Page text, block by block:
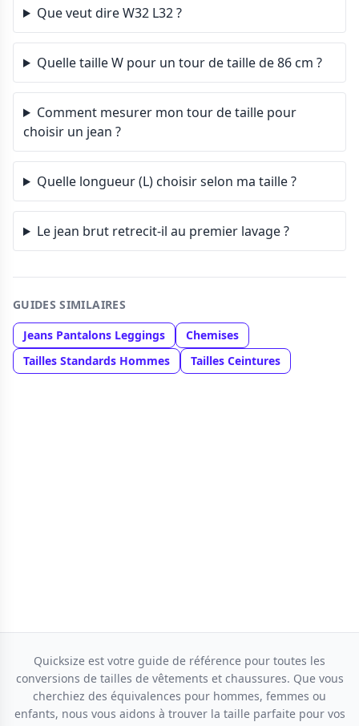
Que veut dire W32 L32 ?
Quelle taille W pour un tour de taille de 86 cm ?
Comment mesurer mon tour de taille pour
choisir un jean ?
Quelle longueur (L) choisir selon ma taille ?
Le jean brut retrecit-il au premier lavage ?
GUIDES SIMILAIRES
Jeans Pantalons Leggings
Chemises
Tailles Standards Hommes
Tailles Ceintures
Quicksize est votre guide de référence pour toutes les
conversions de tailles de vêtements et chaussures. Que vous
cherchiez des équivalences pour hommes, femmes ou
enfants, nous vous aidons à trouver la taille parfaite pour vos